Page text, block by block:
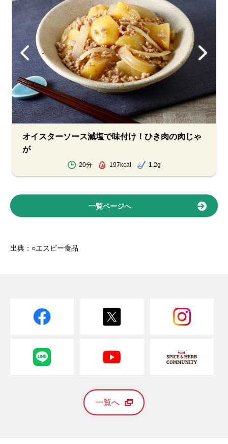
オイスターソース減塩で味付け！ひき肉の肉じゃ
が
20分 197kcal 1.2g
一覧ページへ
出典：○エスビー食品
一覧へ